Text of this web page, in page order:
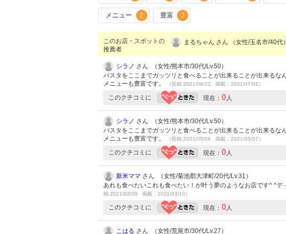
メニュー 2 豊富 2
このお店・スポットの
推薦者
まるちゃん さん （女性/玉名市/40代
シラノ さん （女性/熊本市/30代/Lv.50）
パスタをここまでガッツリと食べることが出来ることが出来るな
メニューも豊富です。
（投稿:2021/06/22 掲載：2021/07/02）
このクチコミに 現在： 0人
シラノ さん （女性/熊本市/30代/Lv.50）
パスタをここまでガッツリと食べることが出来ることが出来るな
メニューも豊富です。
（投稿:2021/05/06 掲載：2021/05/07）
このクチコミに 現在： 0人
新米ママ さん （女性/菊池郡大津町/20代/Lv.31）
あれも食べたいこれも食べたい！が叶う夢のようなお店です^ ^
稿:2021/03/09 掲載：2021/03/10）
このクチコミに 現在： 0人
こはる さん （女性/荒尾市/30代/Lv.27）